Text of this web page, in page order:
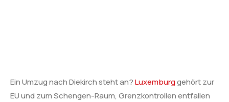
Ein Umzug nach Diekirch steht an?Luxemburggehört zur
EU und zum Schengen-Raum, Grenzkontrollen entfallen